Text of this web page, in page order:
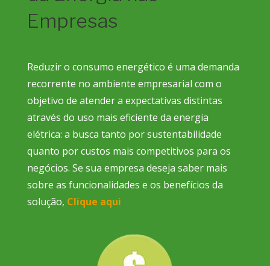
Empresas
Reduzir o consumo energético é uma demanda
recorrente no ambiente empresarial com o
objetivo de atender a expectativas distintas
através do uso mais eficiente da energia
elétrica: a busca tanto por sustentabilidade
quanto por custos mais competitivos para os
negócios. Se sua empresa deseja saber mais
sobre as funcionalidades e os benefícios da
solução, Clique aqui.